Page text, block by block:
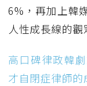
6%，再加上韓
人性成長線的
高口碑律政韓
才自閉症律師